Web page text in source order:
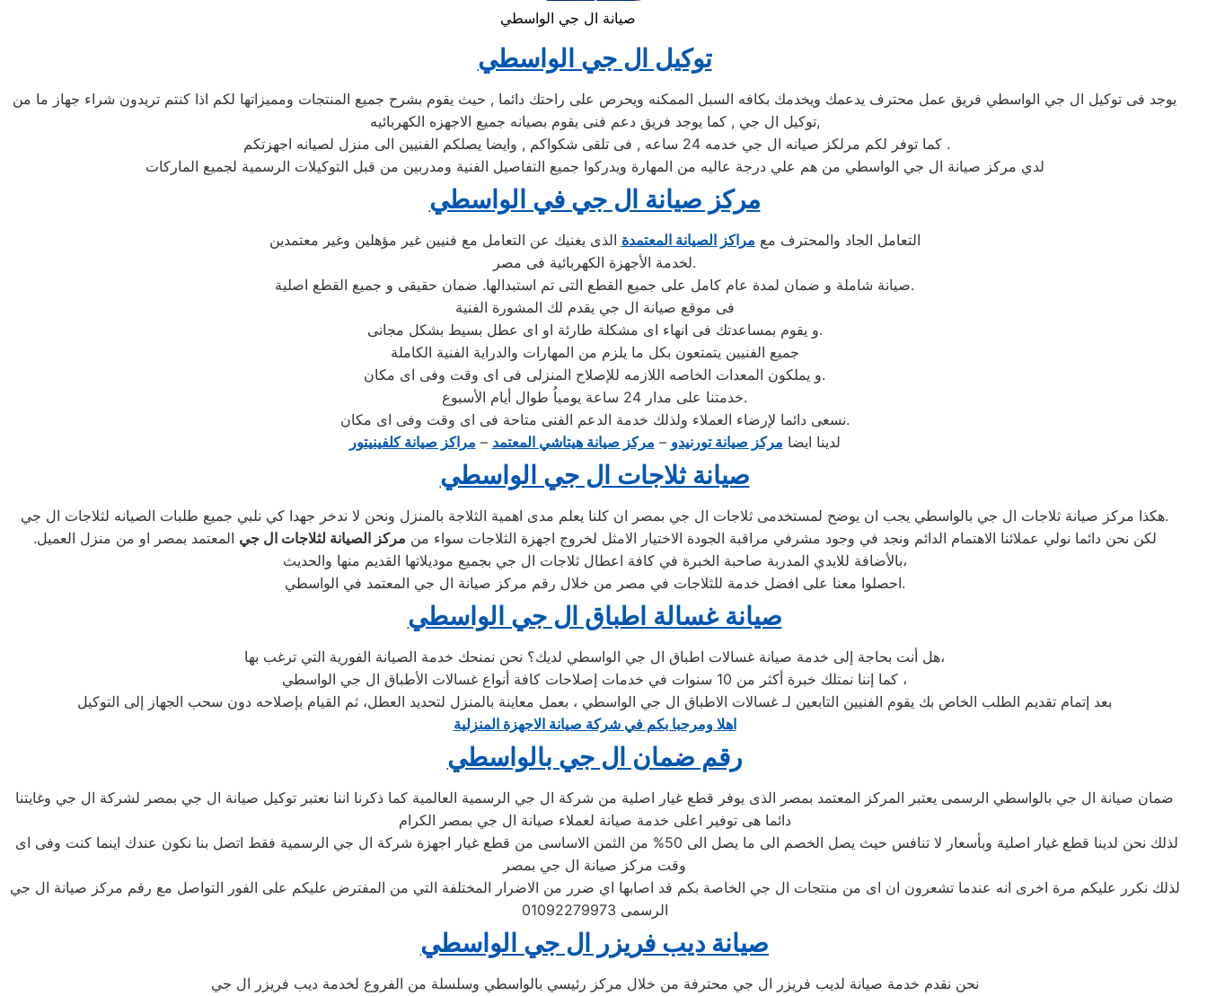
صيانة ال جي الواسطي
توكيل ال جي الواسطي
يوجد فى توكيل ال جي الواسطي فريق عمل محترف يدعمك ويخدمك بكافه السبل الممكنه ويحرص على راحتك دائما , حيث يقوم بشرح جميع المنتجات ومميزاتها لكم اذا كنتم تريدون شراء جهاز ما من
توكيل ال جي , كما يوجد فريق دعم فنى يقوم بصيانه جميع الاجهزه الكهربائيه,
كما توفر لكم مرلكز صيانه ال جي خدمه 24 ساعه , فى تلقى شكواكم , وايضا يصلكم الفنيين الى منزل لصيانه اجهزتكم .
لدي مركز صيانة ال جي الواسطي من هم علي درجة عاليه من المهارة ويدركوا جميع التفاصيل الفنية ومدربين من قبل التوكيلات الرسمية لجميع الماركات
مركز صيانة ال جي في الواسطي
التعامل الجاد والمحترف مع مراكز الصيانة المعتمدة الذى يغنيك عن التعامل مع فنيين غير مؤهلين وغير معتمدين
لخدمة الأجهزة الكهربائية فى مصر.
صيانة شاملة و ضمان لمدة عام كامل على جميع القطع التى تم استبدالها. ضمان حقيقى و جميع القطع اصلية.
فى موقع صيانة ال جي يقدم لك المشورة الفنية
و يقوم بمساعدتك فى انهاء اى مشكلة طارئة او اى عطل بسيط بشكل مجانى.
جميع الفنيين يتمتعون بكل ما يلزم من المهارات والدراية الفنية الكاملة
و يملكون المعدات الخاصه اللازمه للإصلاح المنزلى فى اى وقت وفى اى مكان.
خدمتنا على مدار 24 ساعة يومياُ طوال أيام الأسبوع.
نسعى دائما لإرضاء العملاء ولذلك خدمة الدعم الفنى متاحة فى اى وقت وفى اى مكان.
لدينا ايضا مركز صيانة تورنيدو – مركز صيانة هيتاشي المعتمد – مراكز صيانة كلفينيتور
صيانة ثلاجات ال جي الواسطي
هكذا مركز صيانة ثلاجات ال جي بالواسطي يجب ان يوضح لمستخدمى ثلاجات ال جي بمصر ان كلنا يعلم مدى اهمية الثلاجة بالمنزل ونحن لا ندخر جهدا كي نلبي جميع طلبات الصيانه لثلاجات ال جي.
لكن نحن دائما نولي عملائنا الاهتمام الدائم ونجد في وجود مشرفي مراقبة الجودة الاختيار الامثل لخروج اجهزة الثلاجات سواء من مركز الصيانة لثلاجات ال جي المعتمد بمصر او من منزل العميل.
بالأضافة للايدي المدربة صاحبة الخبرة في كافة اعطال ثلاجات ال جي بجميع موديلاتها القديم منها والحديث،
احصلوا معنا على افضل خدمة للثلاجات في مصر من خلال رقم مركز صيانة ال جي المعتمد في الواسطي.
صيانة غسالة اطباق ال جي الواسطي
هل أنت بحاجة إلى خدمة صيانة غسالات اطباق ال جي الواسطي لديك؟ نحن نمنحك خدمة الصيانة الفورية التي ترغب بها،
كما إننا نمتلك خبرة أكثر من 10 سنوات في خدمات إصلاحات كافة أنواع غسالات الأطباق ال جي الواسطي ،
بعد إتمام تقديم الطلب الخاص بك يقوم الفنيين التابعين لـ غسالات الاطباق ال جي الواسطي ، بعمل معاينة بالمنزل لتحديد العطل، ثم القيام بإصلاحه دون سحب الجهاز إلى التوكيل
اهلا ومرحبا بكم في شركة صيانة الاجهزة المنزلية
رقم ضمان ال جي بالواسطي
ضمان صيانة ال جي بالواسطي الرسمى يعتبر المركز المعتمد بمصر الذى يوفر قطع غيار اصلية من شركة ال جي الرسمية العالمية كما ذكرنا اننا نعتبر توكيل صيانة ال جي بمصر لشركة ال جي وغايتنا
دائما هى توفير اعلى خدمة صيانة لعملاء صيانة ال جي بمصر الكرام
وقت مركز صيانة ال جي بمصر
لذلك نكرر عليكم مرة اخرى انه عندما تشعرون ان اى من منتجات ال جي الخاصة بكم قد اصابها اي ضرر من الاضرار المختلفة التي من المفترض عليكم على الفور التواصل مع رقم مركز صيانة ال جي
الرسمى 01092279973
صيانة ديب فريزر ال جي الواسطي
نحن نقدم خدمة صيانة لديب فريزر ال جي محترفة من خلال مركز رئيسي بالواسطي وسلسلة من الفروع لخدمة ديب فريزر ال جي